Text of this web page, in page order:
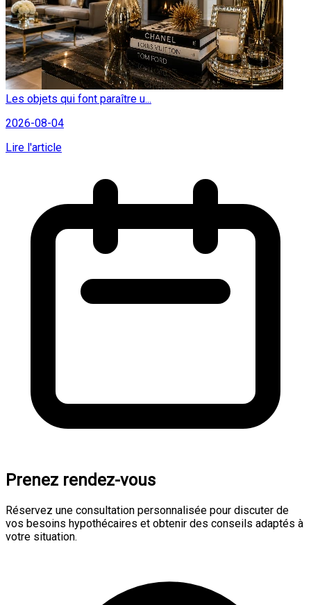
Les objets qui font paraître u...
2026-08-04
Lire l'article
Prenez rendez-vous
Réservez une consultation personnalisée pour discuter de
vos besoins hypothécaires et obtenir des conseils adaptés à
votre situation.